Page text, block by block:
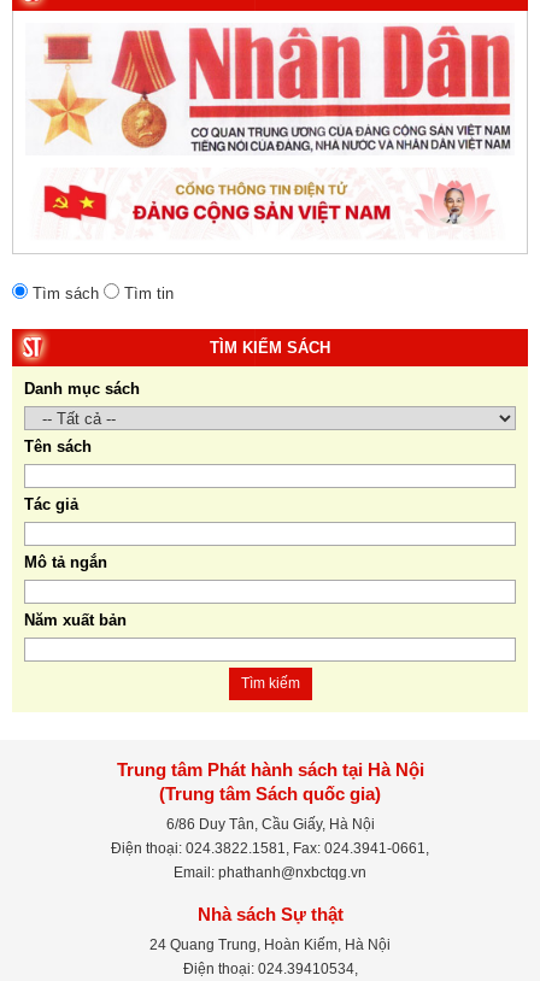
Tìm sách Tìm tin
TÌM KIẾM SÁCH
Danh mục sách
Tên sách
Tác giả
Mô tả ngắn
Năm xuất bản
Tìm kiếm
Trung tâm Phát hành sách tại Hà Nội
(Trung tâm Sách quốc gia)
6/86 Duy Tân, Cầu Giấy, Hà Nội
Điện thoại: 024.3822.1581, Fax: 024.3941-0661,
Email: phathanh@nxbctqg.vn
Nhà sách Sự thật
24 Quang Trung, Hoàn Kiếm, Hà Nội
Điện thoại: 024.39410534,